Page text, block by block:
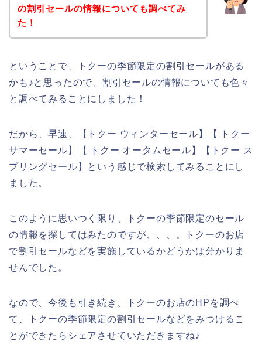
の割引セールの情報についても調べてみ
た！
ということで、トクーの季節限定の割引セールがある
かも♪と思ったので、割引セールの情報についても色々
と調べてみることにしました！
だから、早速、【トクー ウィンターセール】【 トクー
サマーセール】【 トクー オータムセール】【トクー ス
プリングセール】という感じで検索してみることにし
ました。
このように思いつく限り、トクーの季節限定のセール
の情報を探してはみたのですが、、、。トクーのお店
で割引セールなどを実施しているかどうかは分かりま
せんでした。
なので、今後も引き続き、トクーのお店のHPを調べ
て、トクーの季節限定の割引セールなどをみつけるこ
とができたらシェアさせていただきますね♪